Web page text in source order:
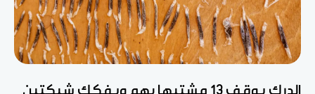
الدرك يوقف 13 مشتبها بهم ويفكك شبكتين